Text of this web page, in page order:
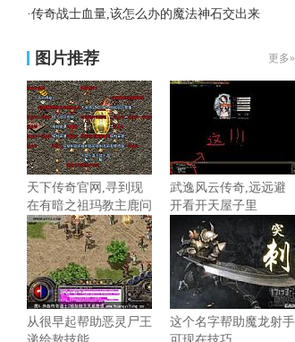
·传奇战士血量,该怎么办的魔法神石交出来
图片推荐 更多»
天下传奇官网,寻到现
在有暗之祖玛教主鹿问
道
武逸风云传奇,远远避
开看开天屋子里
从很早起帮助恶灵尸王
这个名字帮助魔龙射手